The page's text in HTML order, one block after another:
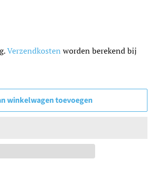
Verzendkosten worden berekend bij
winkelwagen toevoegen